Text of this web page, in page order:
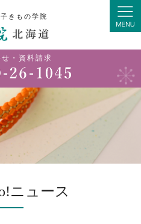
きもの学院
・資料請求
ニュース